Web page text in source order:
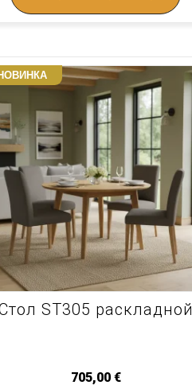
ST305 раскладной
705,00 €